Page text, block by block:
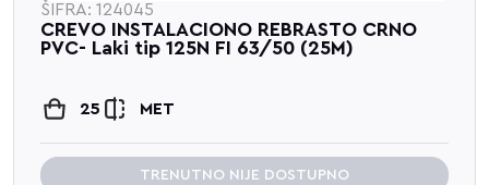
ŠIFRA: 124045
CREVO INSTALACIONO REBRASTO CRNO
PVC- Laki tip 125N FI 63/50 (25M)
25 MET
TRENUTNO NIJE DOSTUPNO